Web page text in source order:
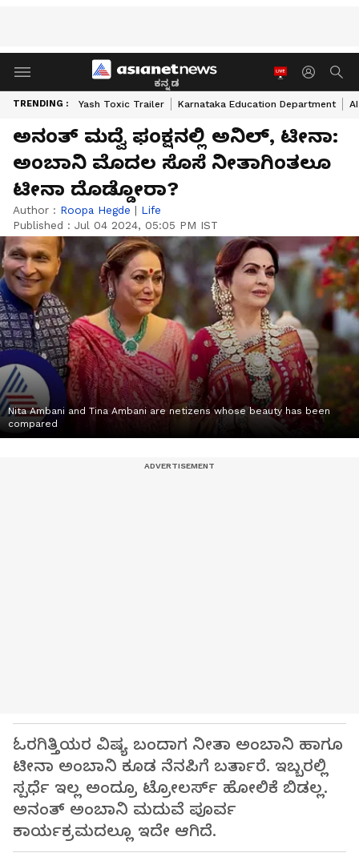
ಕನ್ನಡ
TRENDING : Yash Toxic Trailer Karnataka Education Department
ಅನಂತ್ ಮದ್ವೆ ಫಂಕ್ಷನಲ್ಲಿ ಅನಿಲ್, ಟೀನಾ:
ಅಂಬಾನಿ ಮೊದಲ ಸೊಸೆ ನೀತಾಗಿಂತಲೂ
ಟೀನಾ ದೊಡ್ಡೋರಾ?
Author : Roopa Hegde | Life
Published : Jul 04 2024, 05:05 PM IST
Nita Ambani and Tina Ambani are netizens whose beauty has been
compared
ಓರಗಿತ್ತಿಯರ ವಿಷ್ಯ ಬಂದಾಗ ನೀತಾ ಅಂಬಾನಿ ಹಾಗೂ
ಟೀನಾ ಅಂಬಾನಿ ಕೂಡ ನೆನಪಿಗೆ ಬರ್ತಾರೆ. ಇಬ್ಬರಲ್ಲಿ
ಸ್ಪರ್ಧೆ ಇಲ್ಲ ಅಂದ್ರೂ ಟ್ರೋಲರ್ಸ್ ಹೋಲಿಕೆ ಬಿಡಲ್ಲ.
ಅನಂತ್ ಅಂಬಾನಿ ಮದುವೆ ಪೂರ್ವ
ಕಾರ್ಯಕ್ರಮದಲ್ಲೂ ಇದೇ ಆಗಿದೆ.